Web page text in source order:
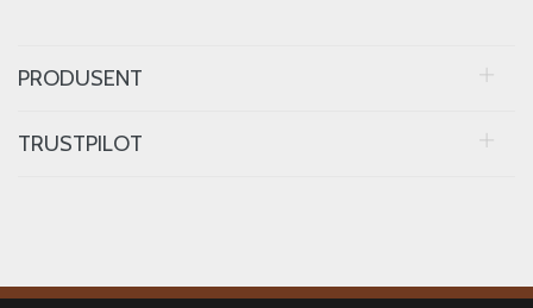
PRODUSENT
TRUSTPILOT